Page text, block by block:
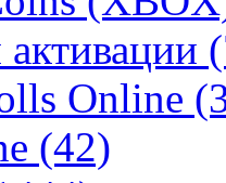
Online
(42)